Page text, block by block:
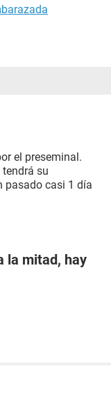
el preseminal.
su
pasado casi 1 día
la mitad, hay